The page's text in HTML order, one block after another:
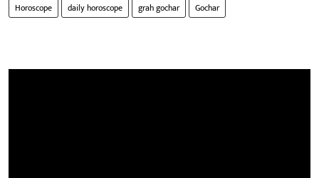
Horoscope daily horoscope grah gochar Gochar